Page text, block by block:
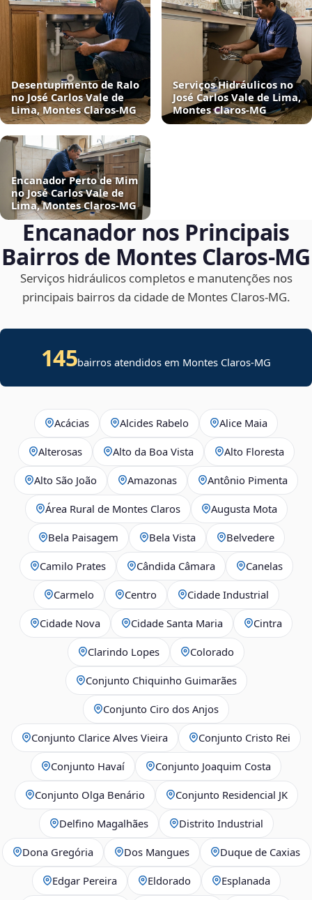
Desentupimento de Ralo
no José Carlos Vale de
Lima, Montes Claros‑MG
Serviços Hidráulicos no
José Carlos Vale de Lima,
Montes Claros‑MG
Encanador Perto de Mim
no José Carlos Vale de
Lima, Montes Claros‑MG
Encanador nos Principais
Bairros de Montes Claros‑MG
Serviços hidráulicos completos e manutenções nos
principais bairros da cidade de Montes Claros‑MG.
145bairros atendidos em Montes Claros-MG
Acácias Alcides Rabelo Alice Maia
Alterosas Alto da Boa Vista Alto Floresta
Alto São João Amazonas Antônio Pimenta
Área Rural de Montes Claros Augusta Mota
Bela Paisagem Bela Vista Belvedere
Camilo Prates Cândida Câmara Canelas
Carmelo Centro Cidade Industrial
Cidade Nova Cidade Santa Maria Cintra
Clarindo Lopes Colorado
Conjunto Chiquinho Guimarães
Conjunto Ciro dos Anjos
Conjunto Clarice Alves Vieira Conjunto Cristo Rei
Conjunto Havaí Conjunto Joaquim Costa
Conjunto Olga Benário Conjunto Residencial JK
Delfino Magalhães Distrito Industrial
Dona Gregória Dos Mangues Duque de Caxias
Edgar Pereira Eldorado Esplanada